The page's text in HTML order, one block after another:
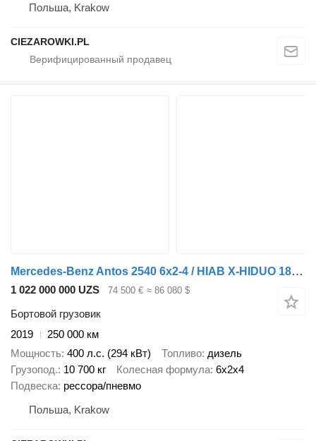
Польша, Krakow
CIEZAROWKI.PL
Mercedes-Benz Antos 2540 6x2-4 / HIAB X-HIDUO 188 ES-4 crane / Rotator / remot
1 022 000 000 UZS 74 500 € ≈ 86 080 $
Бортовой грузовик
2019
250 000 км
Мощность 400 л.с. (294 кВт) Топливо дизель
Грузопод. 10 700 кг Колесная формула 6x2x4
Подвеска рессора/пневмо
Польша, Krakow